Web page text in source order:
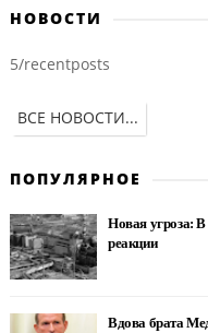
НОВОСТИ
5/recentposts
ВСЕ НОВОСТИ...
ПОПУЛЯРНОЕ
Новая угроза:
реакции
Вдова брата